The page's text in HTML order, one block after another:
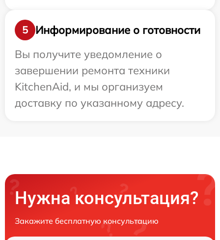
5
Информирование о готовности
Вы получите уведомление о
завершении ремонта техники
KitchenAid, и мы организуем
доставку по указанному адресу.
Нужна консультация?
Закажите бесплатную консультацию